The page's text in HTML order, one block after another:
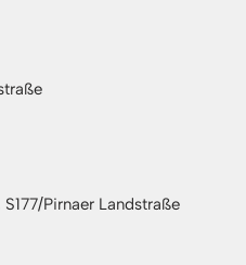
Pirnaer Landstraße